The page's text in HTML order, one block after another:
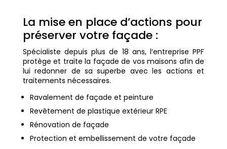
La mise en place d’actions pour
préserver votre façade :
Spécialiste depuis plus de 18 ans, l’entreprise PPF
protège et traite la façade de vos maisons afin de
lui redonner de sa superbe avec les actions et
traitements nécessaires.
Ravalement de façade et peinture
Revêtement de plastique extérieur RPE
Rénovation de façade
Protection et embellissement de votre façade